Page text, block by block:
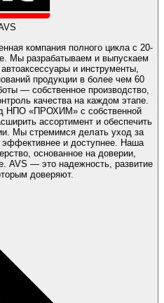
компания полного цикла с 20-
Мы разрабатываем и выпускаем
и инструменты,
продукции в более чем 60
— собственное производство,
качества на каждом этапе.
НПО «ПРОХИМ» с собственной
ассортимент и обеспечить
за
и доступнее. Наша
основанное на доверии,
AVS — это надежность, развитие
доверяют.